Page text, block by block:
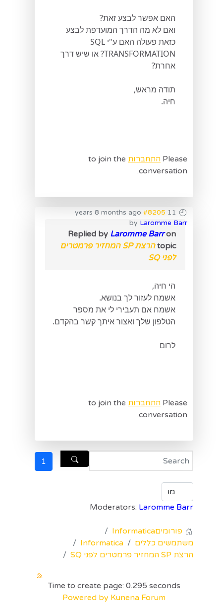
האם אפשר לבצע זאת?
ואם לא מה הדרך המועדפת לבצע
כזאת פעולה האם ע"י SQL
TRANSFORMATION? או שיש דרך
אחרת?
תודה מראש,
חיה.
Please התחברות to join the
conversation.
11 years 8 months ago
#8205
by Laromme Barr
Replied by Laromme Barron
topic
הרצת SP המחזיר פרמטרים
לפני SQ
הי חיה,
אשמח לעזור לך בנושא.
אשמח אם תעבירי לי את מספר
הטלפון שלך ואצור איתך קשר בהקדם.
לרום
Please התחברות to join the
conversation.
1
Moderators: Laromme Barr
פורומיםInformatica
משתמשים כללים
Informatica
הרצת SP המחזיר פרמטרים לפני SQ
Time to create page: 0.295 seconds
Powered by Kunena Forum